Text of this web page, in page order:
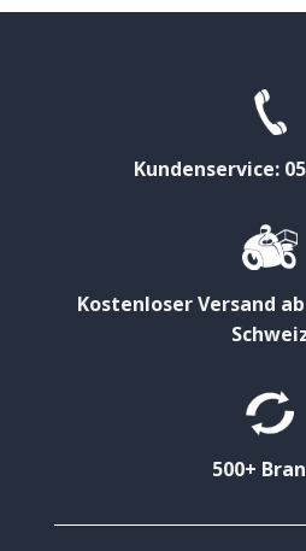
Kundenservice:
Kostenloser Versand
500+